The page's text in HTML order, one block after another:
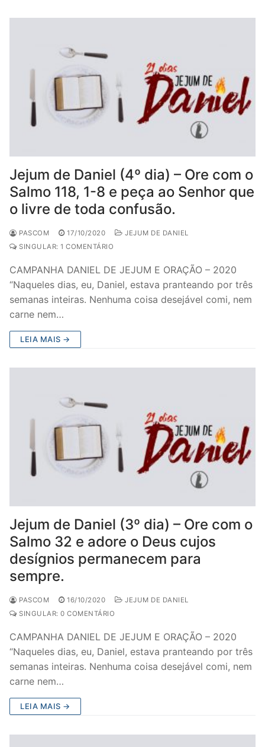
Jejum de Daniel (4º dia) – Ore com o
Salmo 118, 1-8 e peça ao Senhor que
o livre de toda confusão.
PASCOM 17/10/2020
JEJUM DE DANIEL
SINGULAR: 1 COMENTÁRIO
CAMPANHA DANIEL DE JEJUM E ORAÇÃO – 2020
“Naqueles dias, eu, Daniel, estava pranteando por três
semanas inteiras. Nenhuma coisa desejável comi, nem
carne nem…
LEIA MAIS →
Jejum de Daniel (3º dia) – Ore com o
Salmo 32 e adore o Deus cujos
desígnios permanecem para
sempre.
PASCOM 16/10/2020
JEJUM DE DANIEL
SINGULAR: 0 COMENTÁRIO
CAMPANHA DANIEL DE JEJUM E ORAÇÃO – 2020
“Naqueles dias, eu, Daniel, estava pranteando por três
semanas inteiras. Nenhuma coisa desejável comi, nem
carne nem…
LEIA MAIS →